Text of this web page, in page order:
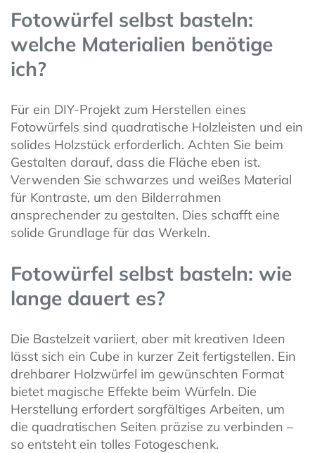
Fotowürfel selbst basteln:
welche Materialien benötige
ich?
Für ein DIY-Projekt zum Herstellen eines
Fotowürfels sind quadratische Holzleisten und ein
solides Holzstück erforderlich. Achten Sie beim
Gestalten darauf, dass die Fläche eben ist.
Verwenden Sie schwarzes und weißes Material
für Kontraste, um den Bilderrahmen
ansprechender zu gestalten. Dies schafft eine
solide Grundlage für das Werkeln.
Fotowürfel selbst basteln: wie
lange dauert es?
Die Bastelzeit variiert, aber mit kreativen Ideen
lässt sich ein Cube in kurzer Zeit fertigstellen. Ein
drehbarer Holzwürfel im gewünschten Format
bietet magische Effekte beim Würfeln. Die
Herstellung erfordert sorgfältiges Arbeiten, um
die quadratischen Seiten präzise zu verbinden –
so entsteht ein tolles Fotogeschenk.